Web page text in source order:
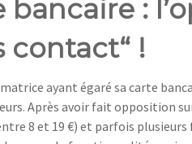
bancaire :
contact“ !
ayant égaré sa carte
Après avoir fait opposition
8 et 19 €) et parfois plusieurs